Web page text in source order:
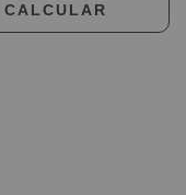
CALCULAR